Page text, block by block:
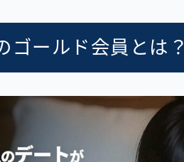
ゴールド会員とは？